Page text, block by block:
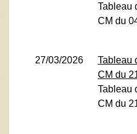
Tableau
CM du
27/03/2026
Tableau
CM du
Tableau
CM du